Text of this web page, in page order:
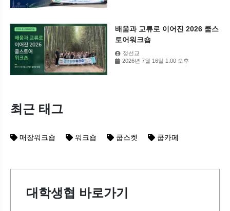
배움과 교류로 이어진 2026 쿱스
토어워크숍
정선교
2026년 7월 16일 1:00 오후
최근 태그
매장워크숍 워크숍 쿱스켓 쿱카페
대학생협 바로가기